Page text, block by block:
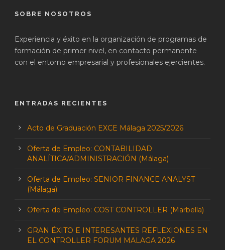
SOBRE NOSOTROS
Experiencia y éxito en la organización de programas de
formación de primer nivel, en contacto permanente
con el entorno empresarial y profesionales ejercientes.
ENTRADAS RECIENTES
Acto de Graduación EXCE Málaga 2025/2026
Oferta de Empleo: CONTABILIDAD
ANALÍTICA/ADMINISTRACIÓN (Málaga)
Oferta de Empleo: SENIOR FINANCE ANALYST
(Málaga)
Oferta de Empleo: COST CONTROLLER (Marbella)
GRAN ÉXITO E INTERESANTES REFLEXIONES EN
EL CONTROLLER FORUM MALAGA 2026